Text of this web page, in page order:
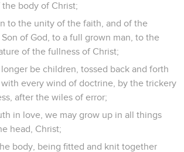
body of Christ;
to the unity of the faith, and of the
of God, to a full grown man, to the
of the fullness of Christ;
be children, tossed back and forth
every wind of doctrine, by the trickery
after the wiles of error;
in love, we may grow up in all things
head, Christ;
body, being fitted and knit together